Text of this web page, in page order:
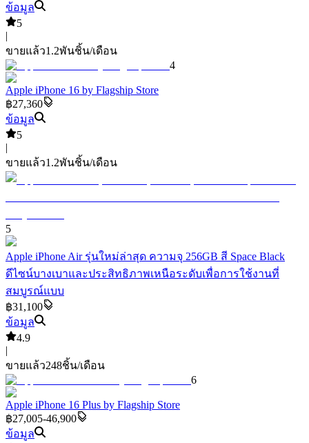
ข้อมูล
5
|
ขายแล้ว1.2พันชิ้น/เดือน
4
Apple iPhone 16 by Flagship Store
฿27,360
ข้อมูล
5
|
ขายแล้ว1.2พันชิ้น/เดือน
5
Apple iPhone Air รุ่นใหม่ล่าสุด ความจุ 256GB สี Space Black
ดีไซน์บางเบาและประสิทธิภาพเหนือระดับเพื่อการใช้งานที่
สมบูรณ์แบบ
฿31,100
ข้อมูล
4.9
|
ขายแล้ว248ชิ้น/เดือน
6
Apple iPhone 16 Plus by Flagship Store
฿27,005-46,900
ข้อมูล